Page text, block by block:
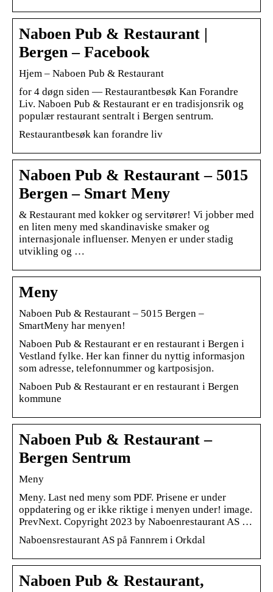
Naboen Pub & Restaurant |
Bergen – Facebook
Hjem – Naboen Pub & Restaurant
for 4 døgn siden — Restaurantbesøk Kan Forandre
Liv. Naboen Pub & Restaurant er en tradisjonsrik og
populær restaurant sentralt i Bergen sentrum.
Restaurantbesøk kan forandre liv
Naboen Pub & Restaurant – 5015
Bergen – Smart Meny
& Restaurant med kokker og servitører! Vi jobber med
en liten meny med skandinaviske smaker og
internasjonale influenser. Menyen er under stadig
utvikling og …
Meny
Naboen Pub & Restaurant – 5015 Bergen –
SmartMeny har menyen!
Naboen Pub & Restaurant er en restaurant i Bergen i
Vestland fylke. Her kan finner du nyttig informasjon
som adresse, telefonnummer og kartposisjon.
Naboen Pub & Restaurant er en restaurant i Bergen
kommune
Naboen Pub & Restaurant –
Bergen Sentrum
Meny
Meny. Last ned meny som PDF. Prisene er under
oppdatering og er ikke riktige i menyen under! image.
PrevNext. Copyright 2023 by Naboenrestaurant AS …
Naboensrestaurant AS på Fannrem i Orkdal
Naboen Pub & Restaurant,